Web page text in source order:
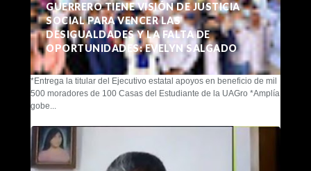
GUERRERO TIENE VISIÓN DE JUSTICIA
SOCIAL PARA VENCER LAS
DESIGUALDADES Y LA FALTA DE
OPORTUNIDADES: EVELYN SALGADO
*Entrega la titular del Ejecutivo estatal apoyos en beneficio de mil
500 moradores de 100 Casas del Estudiante de la UAGro *Amplía
gobe...